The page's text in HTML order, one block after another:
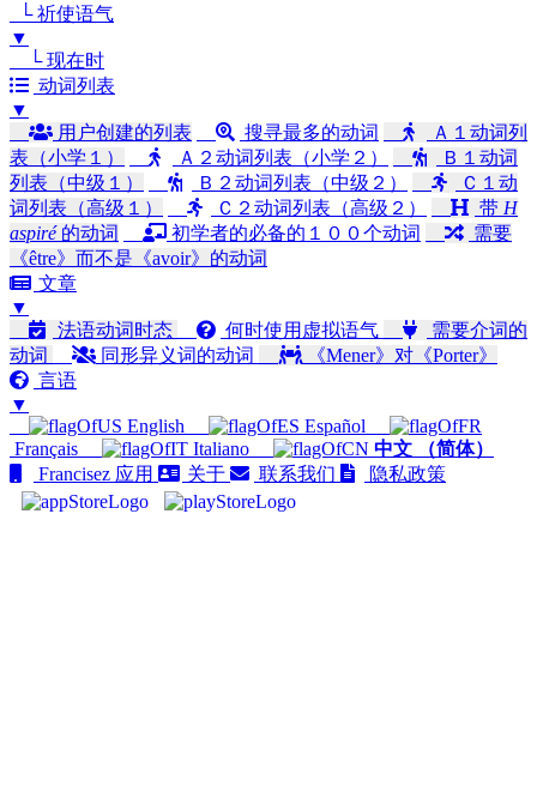
└ 祈使语气
▼
└ 现在时
动词列表
▼
用户创建的列表
搜寻最多的动词
Ａ１动词列
表（小学１）
Ａ２动词列表（小学２）
Ｂ１动词
列表（中级１）
Ｂ２动词列表（中级２）
Ｃ１动
词列表（高级１）
Ｃ２动词列表（高级２） 带 H
aspiré的动词 初学者的必备的１００个动词
需要
《être》而不是《avoir》的动词
文章
▼
法语动词时态
何时使用虚拟语气
需要介词的
动词
同形异义词的动词
《Mener》对《Porter》
言语
▼
English
Español
Français
Italiano
中文 （简体）
Francisez 应用
关于 联系我们 隐私政策